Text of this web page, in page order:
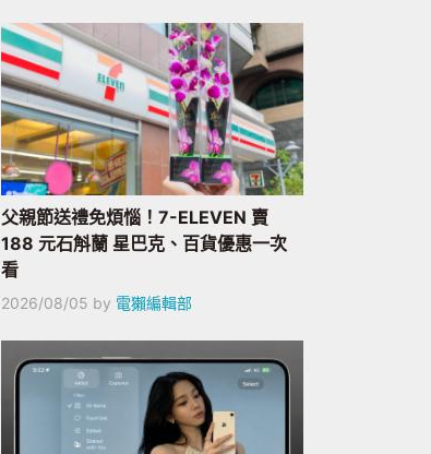
父親節送禮免煩惱！7-ELEVEN 賣
188 元石斛蘭 星巴克、百貨優惠一次
看
2026/08/05 by 電獺編輯部